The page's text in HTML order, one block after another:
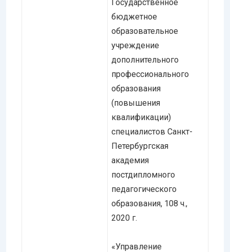
Государственное
бюджетное
образовательное
учреждение
дополнительного
профессионального
образования
(повышения
квалификации)
специалистов Санкт-
Петербургская
академия
постдипломного
педагогического
образования, 108 ч.,
2020 г.
«Управление